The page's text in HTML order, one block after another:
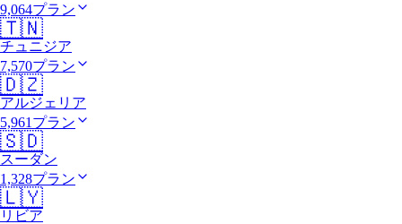
9,064プラン
🇹🇳
チュニジア
7,570プラン
🇩🇿
アルジェリア
5,961プラン
🇸🇩
スーダン
1,328プラン
🇱🇾
リビア